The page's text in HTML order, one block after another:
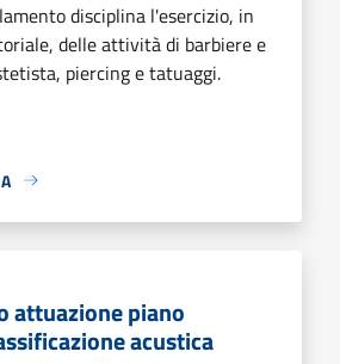
disciplina l'esercizio, in
delle attività di barbiere e
piercing e tatuaggi.
attuazione piano
acustica